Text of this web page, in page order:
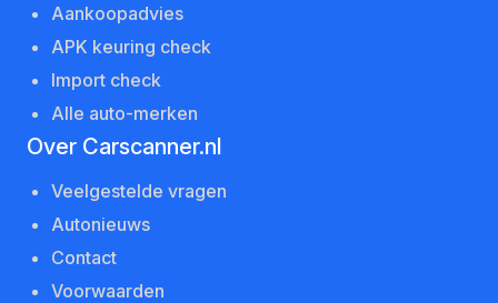
Aankoopadvies
APK keuring check
Import check
Alle auto-merken
Over Carscanner.nl
Veelgestelde vragen
Autonieuws
Contact
Voorwaarden